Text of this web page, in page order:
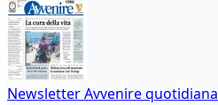
Newsletter Avvenire quotidiana